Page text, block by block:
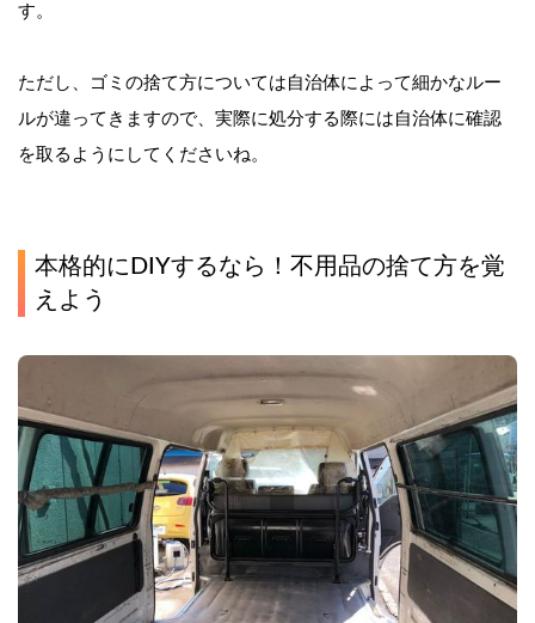
す。
ただし、ゴミの捨て方については自治体によって細かなルー
ルが違ってきますので、実際に処分する際には自治体に確認
を取るようにしてくださいね。
本格的にDIYするなら！不用品の捨て方を覚
えよう